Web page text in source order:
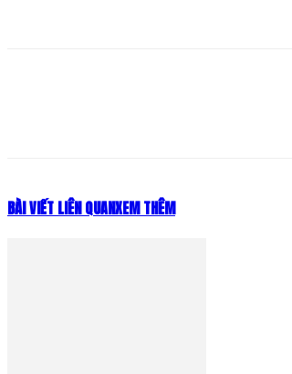
BÀI VIẾT LIÊN QUANXEM THÊM